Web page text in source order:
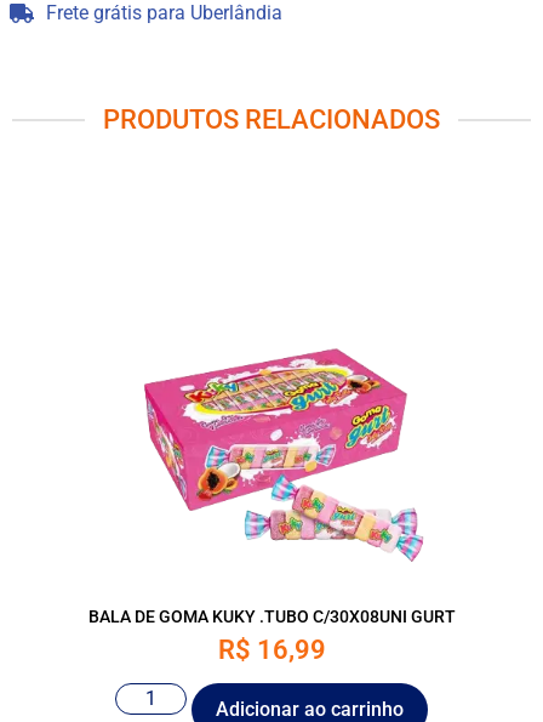
Frete grátis para Uberlândia
PRODUTOS RELACIONADOS
BALA DE GOMA KUKY .TUBO C/30X08UNI GURT
R$ 16,99
Adicionar ao carrinho